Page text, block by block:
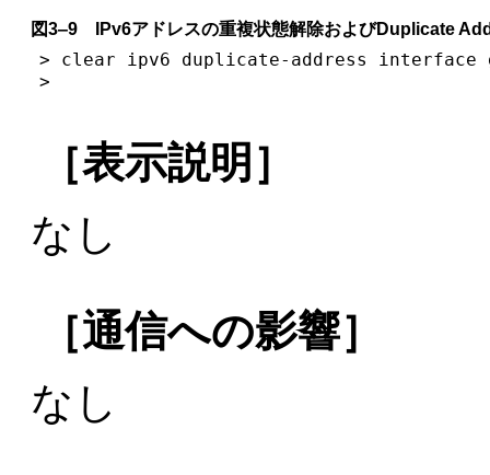
図3‒9 IPv6アドレスの重複状態解除およびDuplicate
> clear ipv6 duplicate-address interface
>
［表示説明］
なし
［通信への影響］
なし